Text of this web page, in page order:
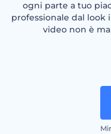
ogni parte a tuo
professionale dal look
video non è